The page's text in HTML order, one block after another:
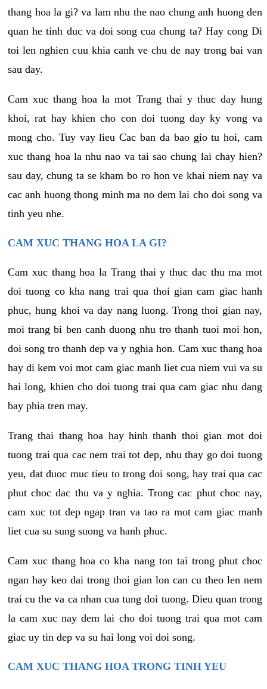
thang hoa la gi? va lam nhu the nao chung anh huong den
quan he tinh duc va doi song cua chung ta? Hay cong Di
toi len nghien cuu khia canh ve chu de nay trong bai van
sau day.
Cam xuc thang hoa la mot Trang thai y thuc day hung
khoi, rat hay khien cho con doi tuong day ky vong va
mong cho. Tuy vay lieu Cac ban da bao gio tu hoi, cam
xuc thang hoa la nhu nao va tai sao chung lai chay hien?
sau day, chung ta se kham bo ro hon ve khai niem nay va
cac anh huong thong minh ma no dem lai cho doi song va
tinh yeu nhe.
CAM XUC THANG HOA LA GI?
Cam xuc thang hoa la Trang thai y thuc dac thu ma mot
doi tuong co kha nang trai qua thoi gian cam giac hanh
phuc, hung khoi va day nang luong. Trong thoi gian nay,
moi trang bi ben canh duong nhu tro thanh tuoi moi hon,
doi song tro thanh dep va y nghia hon. Cam xuc thang hoa
hay di kem voi mot cam giac manh liet cua niem vui va su
hai long, khien cho doi tuong trai qua cam giac nhu dang
bay phia tren may.
Trang thai thang hoa hay hinh thanh thoi gian mot doi
tuong trai qua cac nem trai tot dep, nhu thay go doi tuong
yeu, dat duoc muc tieu to trong doi song, hay trai qua cac
phut choc dac thu va y nghia. Trong cac phut choc nay,
cam xuc tot dep ngap tran va tao ra mot cam giac manh
liet cua su sung suong va hanh phuc.
Cam xuc thang hoa co kha nang ton tai trong phut choc
ngan hay keo dai trong thoi gian lon can cu theo len nem
trai cu the va ca nhan cua tung doi tuong. Dieu quan trong
la cam xuc nay dem lai cho doi tuong trai qua mot cam
giac uy tin dep va su hai long voi doi song.
CAM XUC THANG HOA TRONG TINH YEU